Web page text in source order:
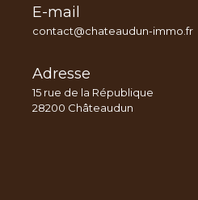
E-mail
contact@chateaudun-immo.fr
Adresse
15 rue de la République
28200 Châteaudun